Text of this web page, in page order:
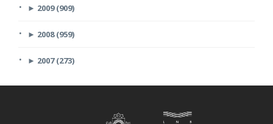
► 2009 (909)
► 2008 (959)
► 2007 (273)